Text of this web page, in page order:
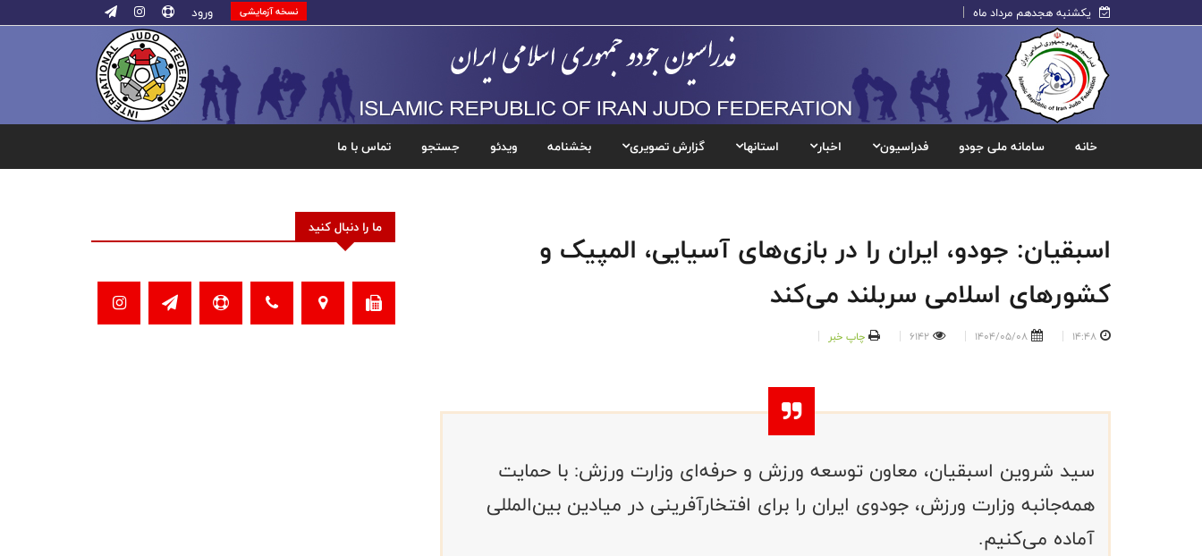
یکشنبه هجدهم مرداد ماه نسخه آزمایشی ورود
خانه سامانه ملی جودو فدراسیون اخبار استانها گزارش تصویری بخشنامه ویدئو جستجو تماس با ما
اسبقیان: جودو، ایران را در بازی‌های آسیایی، المپیک و
کشورهای اسلامی سربلند می‌کند
14:48
1404/05/08
6142 چاپ خبر
سید شروین اسبقیان، معاون توسعه ورزش و حرفه‌ای وزارت ورزش: با حمایت
همه‌جانبه وزارت ورزش، جودوی ایران را برای افتخارآفرینی در میادین بین‌المللی
آماده می‌کنیم.
ما را دنبال کنید